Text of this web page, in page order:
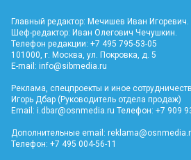
Главный редактор: Мечишев Иван Игоревич.
Шеф-редактор: Иван Олегович Чечушкин.
Телефон редакции: +7 495 795-53-05
101000, г. Москва, ул. Покровка, д. 5
E-mail: info@sibmedia.ru
Реклама, спецпроекты и иное
Игорь Дбар (Руководитель отдела продаж)
Email: i.dbar@osnmedia.ru Телефон: +7 909
Дополнительные email:
Телефон: +7 495 004-56-11